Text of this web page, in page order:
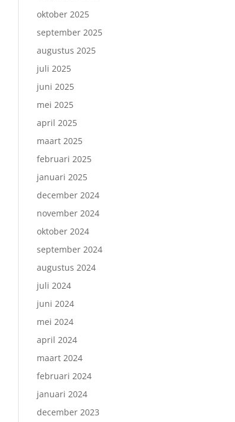
oktober 2025
september 2025
augustus 2025
juli 2025
juni 2025
mei 2025
april 2025
maart 2025
februari 2025
januari 2025
december 2024
november 2024
oktober 2024
september 2024
augustus 2024
juli 2024
juni 2024
mei 2024
april 2024
maart 2024
februari 2024
januari 2024
december 2023